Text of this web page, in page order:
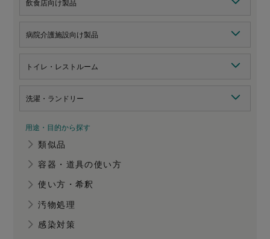
飲食店向け製品
病院介護施設向け製品
トイレ・レストルーム
洗濯・ランドリー
用途・目的から探す
類似品
容器・道具の使い方
使い方・希釈
汚物処理
感染対策